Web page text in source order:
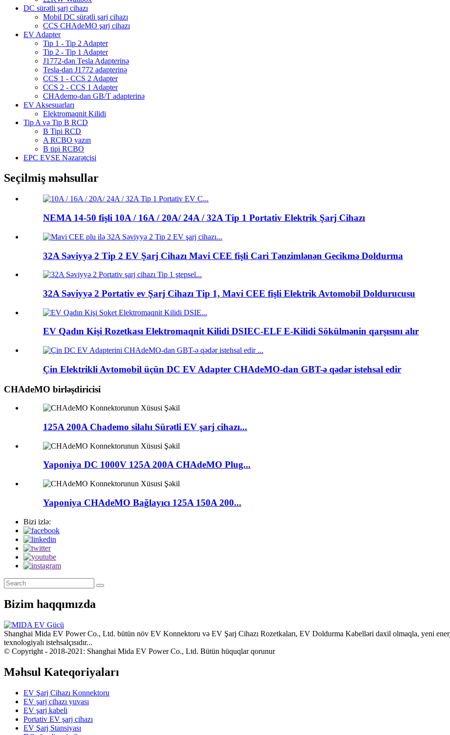
DC sürətli şarj cihazı
Mobil DC sürətli şarj cihazı
CCS CHAdeMO şarj cihazı
EV Adapter
Tip 1 - Tip 2 Adapter
Tip 2 - Tip 1 Adapter
J1772-dən Tesla Adapterinə
Tesla-dan J1772 adapterinə
CCS 1 - CCS 2 Adapter
CCS 2 - CCS 1 Adapter
CHAdemo-dan GB/T adapterinə
EV Aksesuarları
Elektromaqnit Kilidi
Tip A və Tip B RCD
B Tipi RCD
A RCBO yazın
B tipi RCBO
EPC EVSE Nəzarətçisi
Seçilmiş məhsullar
NEMA 14-50 fişli 10A / 16A / 20A/ 24A / 32A Tip 1 Portativ Elektrik Şarj Cihazı
32A Səviyyə 2 Tip 2 EV Şarj Cihazı Mavi CEE fişli Cari Tənzimlənən Gecikmə Doldurma
32A Səviyyə 2 Portativ ev Şarj Cihazı Tip 1, Mavi CEE fişli Elektrik Avtomobil Doldurucusu
EV Qadın Kişi Rozetkası Elektromaqnit Kilidi DSIEC-ELF E-Kilidi Sökülmənin qarşısını alır
Çin Elektrikli Avtomobil üçün DC EV Adapter CHAdeMO-dan GBT-ə qədər istehsal edir
CHAdeMO birləşdiricisi
125A 200A Chademo silahı Sürətli EV şarj cihazı...
Yaponiya DC 1000V 125A 200A CHAdeMO Plug...
Yaponiya CHAdeMO Bağlayıcı 125A 150A 200...
Bizi izlə:
Bizim haqqımızda
Shanghai Mida EV Power Co., Ltd. bütün növ EV Konnektoru və EV Şarj Cihazı Rozetkaları, EV Doldurma Kabelləri daxil olmaqla, yeni
texnologiyalı istehsalçısıdır...
© Copyright - 2018-2021: Shanghai Mida EV Power Co., Ltd. Bütün hüquqlar qorunur
Məhsul Kateqoriyaları
EV Şarj Cihazı Konnektoru
EV şarj cihazı yuvası
EV şarj kabeli
Portativ EV şarj cihazı
EV Şarj Stansiyası